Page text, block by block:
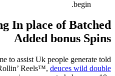
In place of
Added bonus
game to assist Uk people
your Rollin’ Reels™,deuces wild